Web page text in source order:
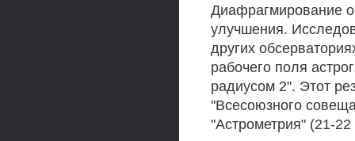
Диафрагмирование
улучшения.
других
рабочего поля
радиусом 2". Этот
"Всесоюзного
"Астрометрия" (21-